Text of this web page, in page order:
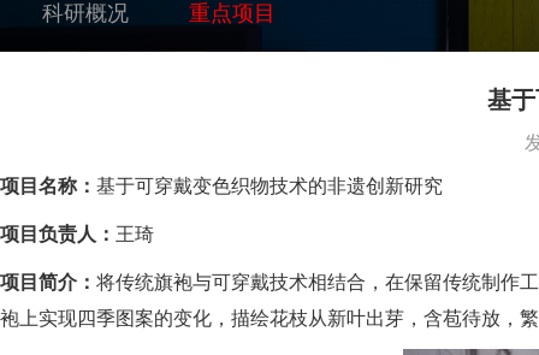
科研概况 重点项目
基
项目名称： 基于可穿戴变色织物技术的非遗创新研究
项目负责人： 王琦
项目简介： 将传统旗袍与可穿戴技术相结合，在保留传统制作
袍上实现四季图案的变化，描绘花枝从新叶出芽，含苞待放，